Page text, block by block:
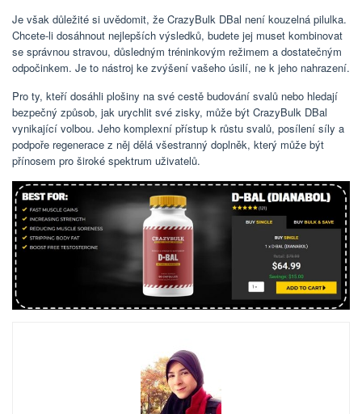
Je však důležité si uvědomit, že CrazyBulk DBal není kouzelná pilulka.
Chcete-li dosáhnout nejlepších výsledků, budete jej muset kombinovat
se správnou stravou, důsledným tréninkovým režimem a dostatečným
odpočinkem. Je to nástroj ke zvýšení vašeho úsilí, ne k jeho nahrazení.
Pro ty, kteří dosáhli plošiny na své cestě budování svalů nebo hledají
bezpečný způsob, jak urychlit své zisky, může být CrazyBulk DBal
vynikající volbou. Jeho komplexní přístup k růstu svalů, posílení síly a
podpoře regenerace z něj dělá všestranný doplněk, který může být
přínosem pro široké spektrum uživatelů.